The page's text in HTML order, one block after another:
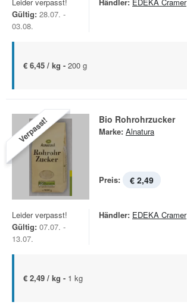
Gültig: 28.07. -
03.08.
€ 6,45 / kg - 200 g
Verpasst! Bio Rohrohrzucker
Marke: Alnatura
Preis: € 2,49
Leider verpasst!
Gültig: 07.07. -
13.07.
Händler: EDEKA Cramer
€ 2,49 / kg - 1 kg